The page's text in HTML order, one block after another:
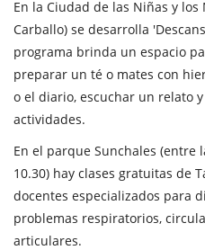
En la Ciudad de las Niñas y los
Carballo) se desarrolla
programa brinda un espacio
preparar un té o mates con
o el diario, escuchar un relato
actividades.
En el parque Sunchales (entre
10.30) hay clases gratuitas de
docentes especializados para
problemas respiratorios,
articulares.